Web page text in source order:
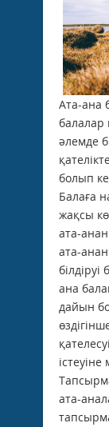
Ата-ана
балалар
әлемде
болып
Балаға
жақсы
ата-
ата-
ана
дайын
істеуіне
ата-